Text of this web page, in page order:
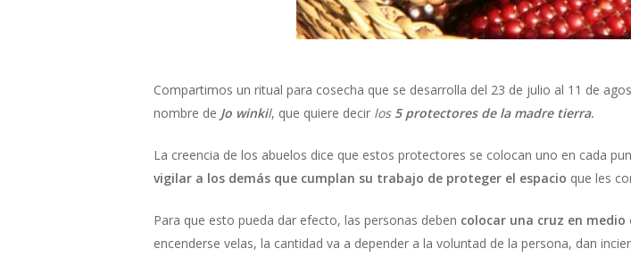
Compartimos un ritual para cosecha que se desarrolla del 23 de julio al 11 de
nombre de Jo winkil, que quiere decir los 5 protectores de la madre tierra.
La creencia de los abuelos dice que estos protectores se colocan uno en cada
vigilar a los demás que cumplan su trabajo de proteger el espacio que les
Para que esto pueda dar efecto, las personas deben colocar una cruz en medio
encenderse velas, la cantidad va a depender a la voluntad de la persona, dan